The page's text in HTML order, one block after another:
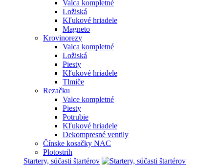
Valca kompletné
Ložiská
Kľukové hriadele
Magneto
Krovinorezy
Valca kompletné
Ložiská
Piesty
Kľukové hriadele
Tlmiče
Rezačku
Valce kompletné
Piesty
Potrubie
Kľukové hriadele
Dekompresné ventily
Čínske kosačky NAC
Plotostrih
Startery, súčasti štartérov